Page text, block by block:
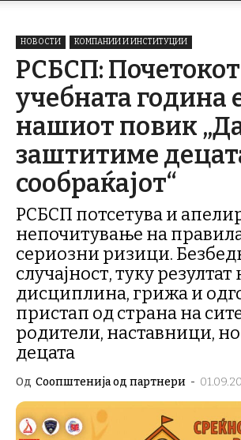
НОВОСТИ КОМПАНИИ И ИНСТИТУЦИИ
РСБСП:
учебната година
нашиот повик
заштитиме
сообраќајот“
РСБСП потсетува и
непочитување на
сериозни ризици.
случајност, туку резултат
дисциплина, грижа и
пристап од страна на
родители, наставници,
децата
Од Соопштенија од партнери -